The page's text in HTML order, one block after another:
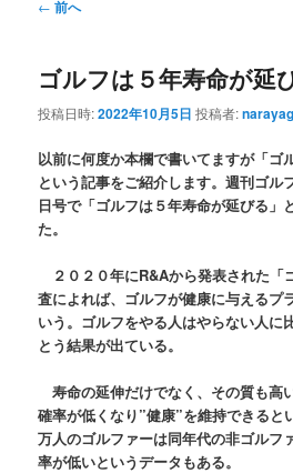
ビ
ー
ョ
ン
← 前へ
ゴルフは５年寿命が延
投稿日時:2022年10月5日 投稿者:
以前に何度か本欄で書いてますが「ゴ
という記事をご紹介します。週刊ゴル
日号で「ゴルフは５年寿命が延びる」
た。
２０２０年にR&Aから発表された「
査によれば、ゴルフが健康に与えるプ
いう。ゴルフをやる人はやらない人に
とう結果が出ている。
寿命の延伸だけでなく、その質も高
確率が低くなり”健康”を維持できると
万人のゴルファーは同年代の非ゴルフ
率が低いというデータもある。